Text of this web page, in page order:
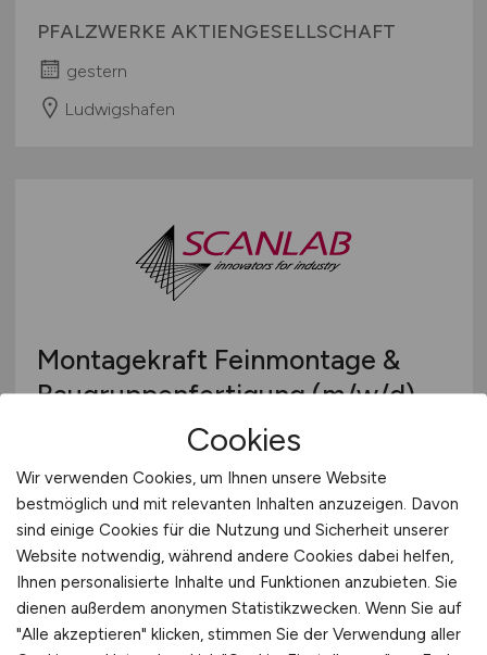
PFALZWERKE AKTIENGESELLSCHAFT
gestern
Ludwigshafen
Montagekraft Feinmontage &
Baugruppenfertigung(m/w/d)
SCANLAB GmbH
gestern
Puchheim
Cookies
Wir verwenden Cookies, um Ihnen unsere Website
bestmöglich und mit relevanten Inhalten anzuzeigen. Davon
sind einige Cookies für die Nutzung und Sicherheit unserer
Website notwendig, während andere Cookies dabei helfen,
Ihnen personalisierte Inhalte und Funktionen anzubieten. Sie
dienen außerdem anonymen Statistikzwecken. Wenn Sie auf
"Alle akzeptieren" klicken, stimmen Sie der Verwendung aller